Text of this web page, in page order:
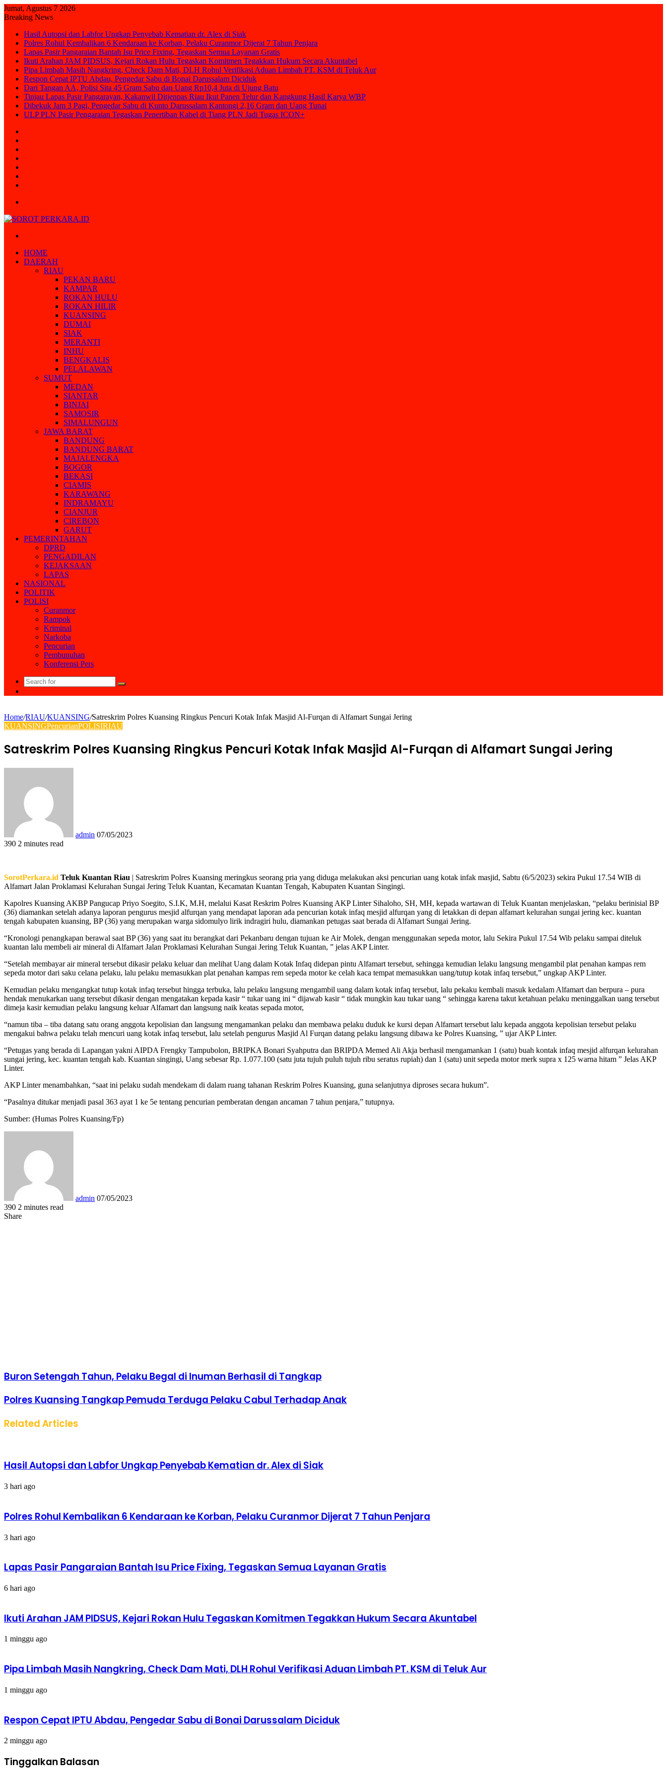
Jumat, Agustus 7 2026
Breaking News
Hasil Autopsi dan Labfor Ungkap Penyebab Kematian dr. Alex di Siak
Polres Rohul Kembalikan 6 Kendaraan ke Korban, Pelaku Curanmor Dijerat 7 Tahun Penjara
Lapas Pasir Pangaraian Bantah Isu Price Fixing, Tegaskan Semua Layanan Gratis
Ikuti Arahan JAM PIDSUS, Kejari Rokan Hulu Tegaskan Komitmen Tegakkan Hukum Secara Akuntabel
Pipa Limbah Masih Nangkring, Check Dam Mati, DLH Rohul Verifikasi Aduan Limbah PT. KSM di Teluk Aur
Respon Cepat IPTU Abdau, Pengedar Sabu di Bonai Darussalam Diciduk
Dari Tangan AA, Polisi Sita 45 Gram Sabu dan Uang Rp10,4 Juta di Ujung Batu
Tinjau Lapas Pasir Pangarayan, Kakanwil Ditjenpas Riau Ikut Panen Telur dan Kangkung Hasil Karya WBP
Dibekuk Jam 3 Pagi, Pengedar Sabu di Kunto Darussalam Kantongi 2,16 Gram dan Uang Tunai
ULP PLN Pasir Pengaraian Tegaskan Penertiban Kabel di Tiang PLN Jadi Tugas ICON+
HOME
DAERAH
RIAU
PEKAN BARU
KAMPAR
ROKAN HULU
ROKAN HILIR
KUANSING
DUMAI
SIAK
MERANTI
INHU
BENGKALIS
PELALAWAN
SUMUT
MEDAN
SIANTAR
BINJAI
SAMOSIR
SIMALUNGUN
JAWA BARAT
BANDUNG
BANDUNG BARAT
MAJALENGKA
BOGOR
BEKASI
CIAMIS
KARAWANG
INDRAMAYU
CIANJUR
CIREBON
GARUT
PEMERINTAHAN
DPRD
PENGADILAN
KEJAKSAAN
LAPAS
NASIONAL
POLITIK
POLISI
Curanmor
Rampok
Kriminal
Narkoba
Pencurian
Pembunuhan
Konferensi Pers
Search
for
Home/RIAU/KUANSING/Satreskrim Polres Kuansing Ringkus Pencuri Kotak Infak Masjid Al-Furqan di Alfamart Sungai Jering
KUANSINGPencurianPOLISIRIAU
Satreskrim Polres Kuansing Ringkus Pencuri Kotak Infak Masjid Al-Furqan di Alfamart Sungai Jering
admin 07/05/2023
390 2 minutes read
SorotPerkara.id Teluk Kuantan Riau | Satreskrim Polres Kuansing meringkus seorang pria yang diduga melakukan aksi pencurian uang kotak infak masjid, Sabtu (6/5/2023) sekira Pukul 17.54 WIB di
Alfamart Jalan Proklamasi Kelurahan Sungai Jering Teluk Kuantan, Kecamatan Kuantan Tengah, Kabupaten Kuantan Singingi.
Kapolres Kuansing AKBP Pangucap Priyo Soegito, S.I.K, M.H, melalui Kasat Reskrim Polres Kuansing AKP Linter Sihaloho, SH, MH, kepada wartawan di Teluk Kuantan menjelaskan, “pelaku berinisial BP
(36) diamankan setelah adanya laporan pengurus mesjid alfurqan yang mendapat laporan ada pencurian kotak infaq mesjid alfurqan yang di letakkan di depan alfamart kelurahan sungai jering kec. kuantan
tengah kabupaten kuansing, BP (36) yang merupakan warga sidomulyo lirik indragiri hulu, diamankan petugas saat berada di Alfamart Sungai Jering.
“Kronologi penangkapan berawal saat BP (36) yang saat itu berangkat dari Pekanbaru dengan tujuan ke Air Molek, dengan menggunakan sepeda motor, lalu Sekira Pukul 17.54 Wib pelaku sampai diteluk
kuantan lalu membeli air mineral di Alfamart Jalan Proklamasi Kelurahan Sungai Jering Teluk Kuantan, ” jelas AKP Linter.
“Setelah membayar air mineral tersebut dikasir pelaku keluar dan melihat Uang dalam Kotak Infaq didepan pintu Alfamart tersebut, sehingga kemudian lelaku langsung mengambil plat penahan kampas rem
sepeda motor dari saku celana pelaku, lalu pelaku memasukkan plat penahan kampas rem sepeda motor ke celah kaca tempat memasukkan uang/tutup kotak infaq tersebut,” ungkap AKP Linter.
Kemudian pelaku mengangkat tutup kotak infaq tersebut hingga terbuka, lalu pelaku langsung mengambil uang dalam kotak infaq tersebut, lalu pekaku kembali masuk kedalam Alfamart dan berpura – pura
hendak menukarkan uang tersebut dikasir dengan mengatakan kepada kasir “ tukar uang ini “ dijawab kasir “ tidak mungkin kau tukar uang “ sehingga karena takut ketahuan pelaku meninggalkan uang tersebut
dimeja kasir kemudian pelaku langsung keluar Alfamart dan langsung naik keatas sepada motor,
“namun tiba – tiba datang satu orang anggota kepolisian dan langsung mengamankan pelaku dan membawa pelaku duduk ke kursi depan Alfamart tersebut lalu kepada anggota kepolisian tersebut pelaku
mengakui bahwa pelaku telah mencuri uang kotak infaq tersebut, lalu setelah pengurus Masjid Al Furqan datang pelaku langsung dibawa ke Polres Kuansing, ” ujar AKP Linter.
“Petugas yang berada di Lapangan yakni AIPDA Frengky Tampubolon, BRIPKA Bonari Syahputra dan BRIPDA Memed Ali Akja berhasil mengamankan 1 (satu) buah kontak infaq mesjid alfurqan kelurahan
sungai jering, kec. kuantan tengah kab. Kuantan singingi, Uang sebesar Rp. 1.077.100 (satu juta tujuh puluh tujuh ribu seratus rupiah) dan 1 (satu) unit sepeda motor merk supra x 125 warna hitam ” Jelas AKP
Linter.
AKP Linter menambahkan, “saat ini pelaku sudah mendekam di dalam ruang tahanan Reskrim Polres Kuansing, guna selanjutnya diproses secara hukum”.
“Pasalnya ditukar menjadi pasal 363 ayat 1 ke 5e tentang pencurian pemberatan dengan ancaman 7 tahun penjara,” tutupnya.
Sumber: (Humas Polres Kuansing/Fp)
admin 07/05/2023
390 2 minutes read
Facebook
Twitter
LinkedIn
Tumblr
Pinterest
Reddit
VKontakte
Odnoklassniki
Pocket
WhatsApp
Share
Print
Share
Buron Setengah Tahun, Pelaku Begal di Inuman Berhasil di Tangkap
Polres Kuansing Tangkap Pemuda Terduga Pelaku Cabul Terhadap Anak
Related Articles
Hasil Autopsi dan Labfor Ungkap Penyebab Kematian dr. Alex di Siak
3 hari ago
Polres Rohul Kembalikan 6 Kendaraan ke Korban, Pelaku Curanmor Dijerat 7 Tahun Penjara
3 hari ago
Lapas Pasir Pangaraian Bantah Isu Price Fixing, Tegaskan Semua Layanan Gratis
6 hari ago
Ikuti Arahan JAM PIDSUS, Kejari Rokan Hulu Tegaskan Komitmen Tegakkan Hukum Secara Akuntabel
1 minggu ago
Pipa Limbah Masih Nangkring, Check Dam Mati, DLH Rohul Verifikasi Aduan Limbah PT. KSM di Teluk Aur
1 minggu ago
Respon Cepat IPTU Abdau, Pengedar Sabu di Bonai Darussalam Diciduk
2 minggu ago
Tinggalkan Balasan